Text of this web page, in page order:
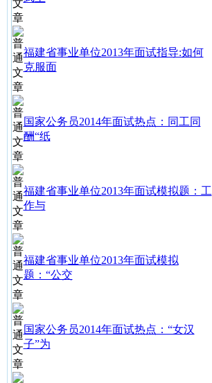
福建省事业单位2013年面试指导:如何
克服面
国家公务员2014年面试热点：同工同
酬“纸
福建省事业单位2013年面试模拟题：工
作与
福建省事业单位2013年面试模拟
题：“公交
国家公务员2014年面试热点：“女汉
子”为